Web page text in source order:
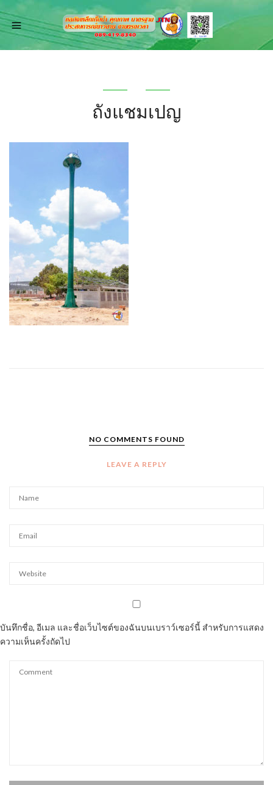
ถังแชมเปญ
NO COMMENTS FOUND
LEAVE A REPLY
บันทึกชื่อ, อีเมล และชื่อเว็บไซต์ของฉันบนเบราว์เซอร์นี้ สำหรับการแสดง
ความเห็นครั้งถัดไป